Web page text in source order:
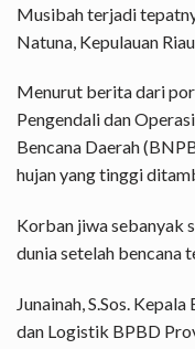
Musibah terjadi
Natuna, Kepulauan Riau.
Menurut berita dari
Pengendali dan
Bencana Daerah
hujan yang tinggi
Korban jiwa sebanyak
dunia setelah bencana
Junainah, S.Sos.
dan Logistik BPBD